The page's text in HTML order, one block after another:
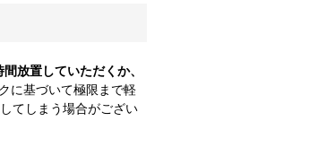
放置していただくか、
に基づいて極限まで軽
てしまう場合がござい